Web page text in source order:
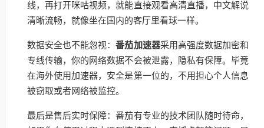
线，再打开咪咕视频，就能直接观看高清直播，中文解说
清晰流畅，就像坐在国内的客厅里看球一样。
数据安全也不能忽视：番茄加速器采用高强度数据加密和
专线传输，你的网络数据不会被泄露，隐私有保障。毕竟
在海外使用加速器，安全是第一位的，不用担心个人信息
被窃取或者网络被监控。
最后是售后实时保障：番茄有专业的技术团队随时待命，